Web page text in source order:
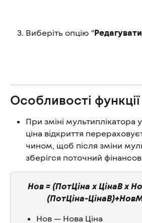
Виберіть опцію "
Особливості функції
При зміні мультиплікатора у
ціна відкриття
чином, щоб після зміни
зберігся поточний
Нов = (ПотЦіна x ЦінаВ x
(ПотЦіна-
Нов — Нова Ціна